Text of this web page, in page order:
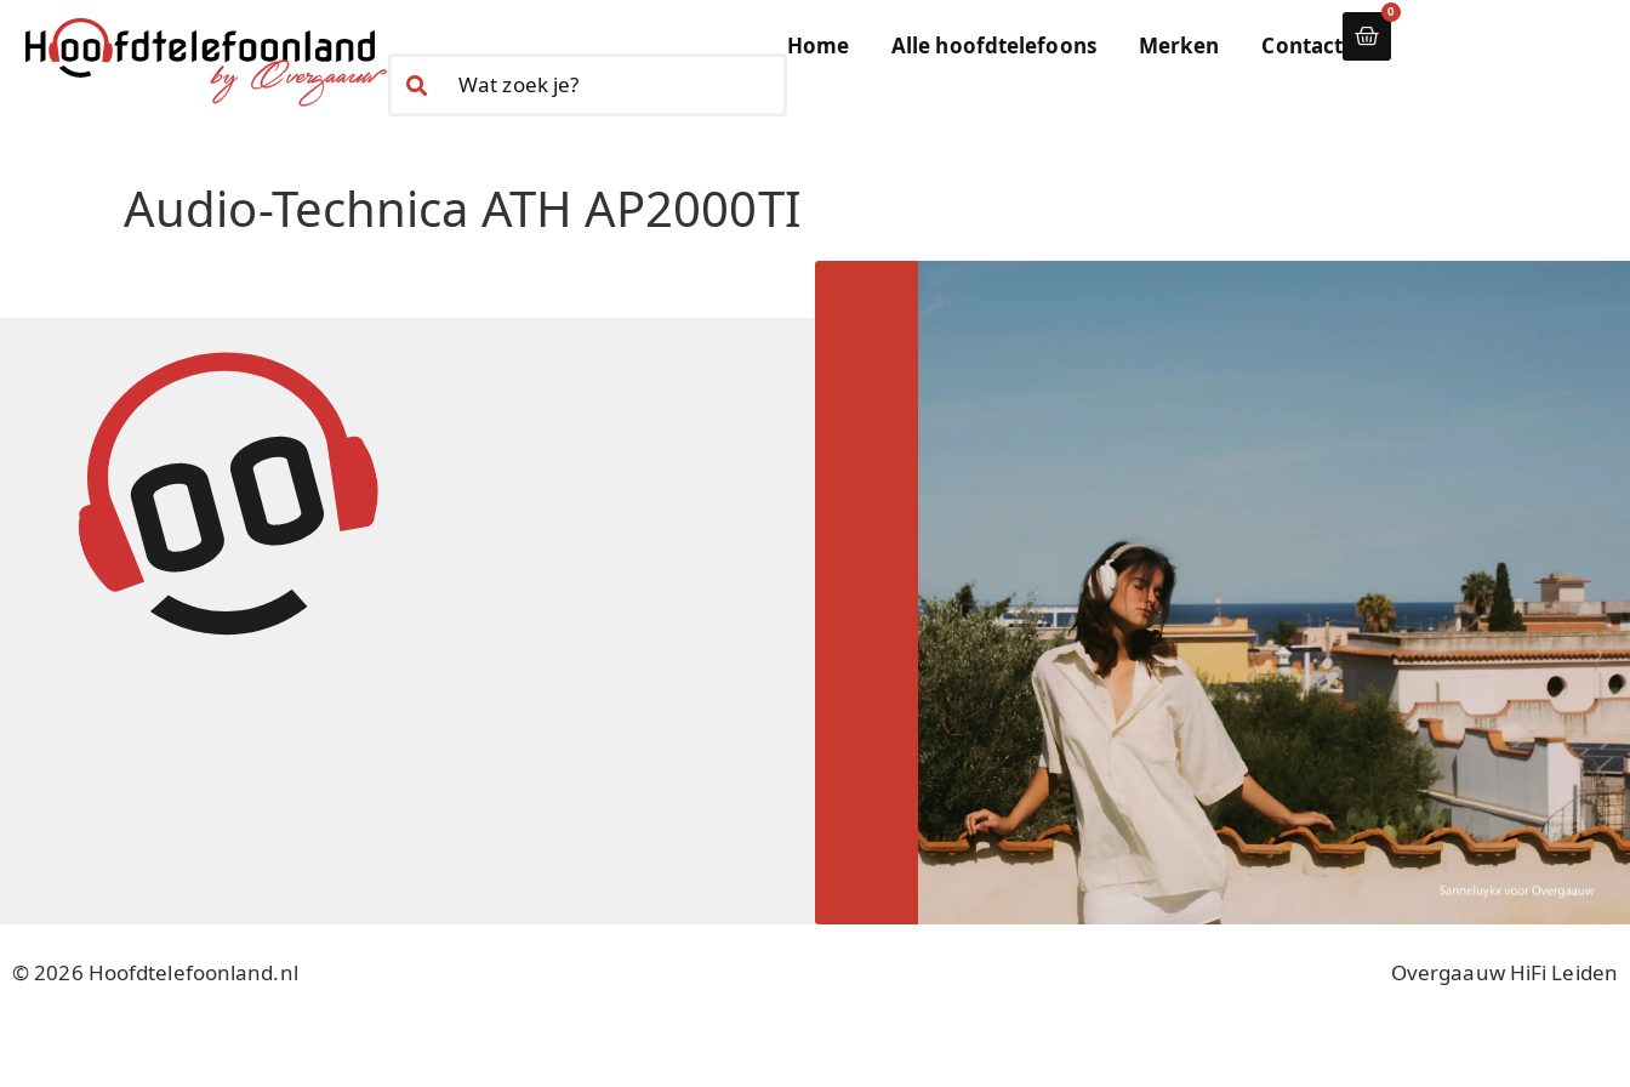
Home Alle hoofdtelefoons Merken Contact
0
Audio-Technica ATH AP2000TI
© 2026 Hoofdtelefoonland.nl Overgaauw HiFi Leiden